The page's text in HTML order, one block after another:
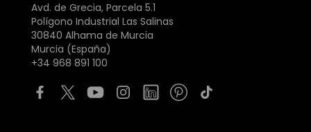
Avd. de Grecia, Parcela 5.1
Polígono Industrial Las Salinas
30840 Alhama de Murcia
Murcia (España)
+34 968 891 100